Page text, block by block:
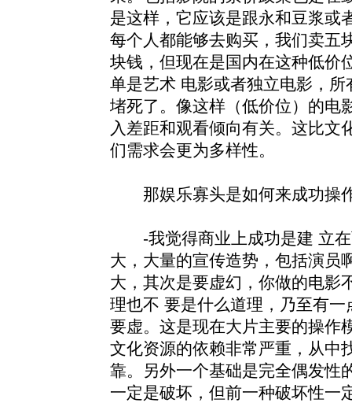
是这样，它应该是跟永和豆浆或
每个人都能够去购买，我们卖五
块钱，但现在是国内在这种低价
单是艺术 电影或者独立电影，
堵死了。像这样（低价位）的电
入差距和观看倾向有关。这比文
们需求会更为多样性。
那娱乐寡头是如何来成功操
-我觉得商业上成功是建 立在
大，大量的宣传造势，包括演员
大，其次是要虚幻，你做的电影
理也不 要是什么道理，乃至有
要虚。这是现在大片主要的操作
文化资源的依赖非常严重，从中
靠。另外一个基础是完全偶发性
一定是破坏，但前一种破坏性一